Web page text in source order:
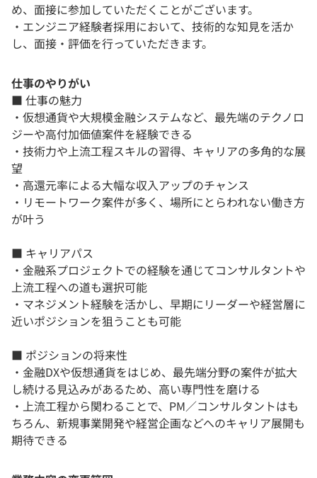
め、面接に参加していただくことがございます。
・エンジニア経験者採用において、技術的な知見を活か
し、面接・評価を行っていただきます。
仕事のやりがい
■ 仕事の魅力
・仮想通貨や大規模金融システムなど、最先端のテクノロ
ジーや高付加価値案件を経験できる
・技術力や上流工程スキルの習得、キャリアの多角的な展
望
・高還元率による大幅な収入アップのチャンス
・リモートワーク案件が多く、場所にとらわれない働き方
が叶う
■ キャリアパス
・金融系プロジェクトでの経験を通じてコンサルタントや
上流工程への道も選択可能
・マネジメント経験を活かし、早期にリーダーや経営層に
近いポジションを狙うことも可能
■ ポジションの将来性
・金融DXや仮想通貨をはじめ、最先端分野の案件が拡大
し続ける見込みがあるため、高い専門性を磨ける
・上流工程から関わることで、PM／コンサルタントはも
ちろん、新規事業開発や経営企画などへのキャリア展開も
期待できる